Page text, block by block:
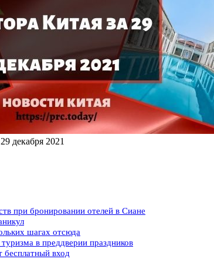
декабря 2021
при бронировании отелей в Сиане
шагах отсюда
в преддверии праздников
вход